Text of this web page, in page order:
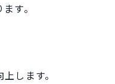
す。
します。